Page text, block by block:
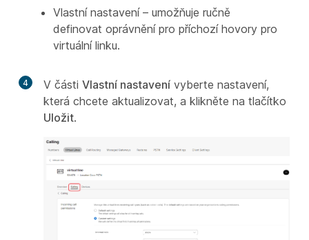
Vlastní nastavení – umožňuje ručně
definovat oprávnění pro příchozí hovory pro
virtuální linku.
4 V části Vlastní nastavení vyberte nastavení,
která chcete aktualizovat, a klikněte na tlačítko
Uložit.